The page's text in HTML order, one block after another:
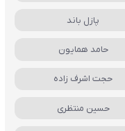
پازل باند
حامد همایون
حجت اشرف زاده
حسین منتظری